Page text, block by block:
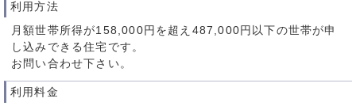
利用方法
月額世帯所得が158,000円を超え487,000円以下の世帯が申
し込みできる住宅です。
お問い合わせ下さい。
利用料金